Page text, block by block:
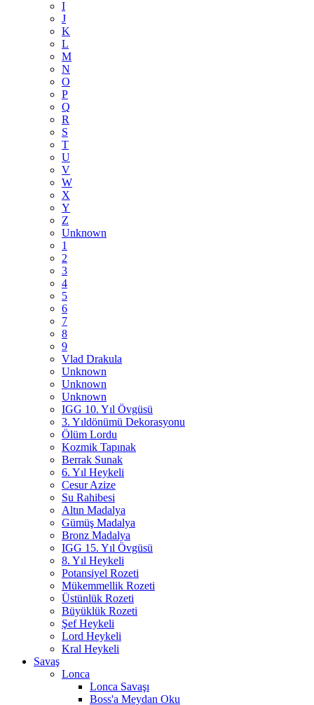
I
J
K
L
M
N
O
P
Q
R
S
T
U
V
W
X
Y
Z
Unknown
1
2
3
4
5
6
7
8
9
Vlad Drakula
Unknown
Unknown
Unknown
IGG 10. Yıl Övgüsü
3. Yıldönümü Dekorasyonu
Ölüm Lordu
Kozmik Tapınak
Berrak Sunak
6. Yıl Heykeli
Cesur Azize
Su Rahibesi
Altın Madalya
Gümüş Madalya
Bronz Madalya
IGG 15. Yıl Övgüsü
8. Yıl Heykeli
Potansiyel Rozeti
Mükemmellik Rozeti
Üstünlük Rozeti
Büyüklük Rozeti
Şef Heykeli
Lord Heykeli
Kral Heykeli
Savaş
Lonca
Lonca Savaşı
Boss'a Meydan Oku